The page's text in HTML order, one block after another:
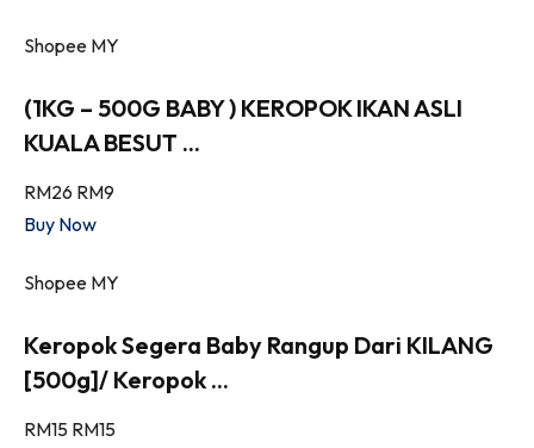
Shopee MY
(1KG – 500G BABY ) KEROPOK IKAN ASLI
KUALA BESUT ...
RM26 RM9
Buy Now
Shopee MY
Keropok Segera Baby Rangup Dari KILANG
[500g]/ Keropok ...
RM15 RM15